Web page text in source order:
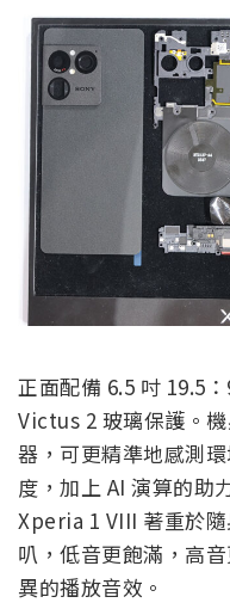
正面配備 6.5 吋 19.5
Victus 2 玻璃保護。
器，可更精準地感測
度，加上 AI 演算的助
Xperia 1 VIII 著重於
叭，低音更飽滿，高
異的播放音效。